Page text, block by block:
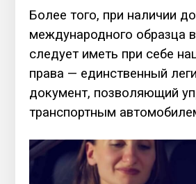
Более того, при наличии
международного образца
следует иметь при себе
права — единственный
документ, позволяющий
транспортным